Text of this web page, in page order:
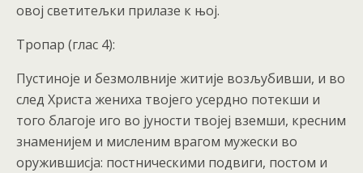
овој светитељки прилазе к њој.
Тропар (глас 4):
Пустиноје и безмолвније житије возљубивши, и во
след Христа жениха твојего усердно потекши и
того благоје иго во јуности твојеј вземши, кресним
знаменијем и мисленим врагом мужески во
оружившисја: постническими подвиги, постом и